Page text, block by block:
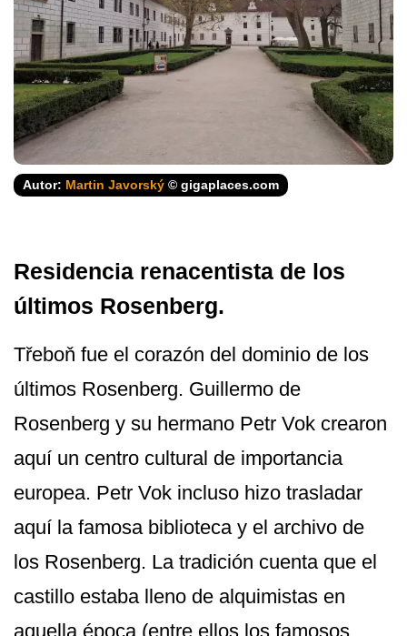
Autor: Martin Javorský © gigaplaces.com
Residencia renacentista de los
últimos Rosenberg.
Třeboň fue el corazón del dominio de los
últimos Rosenberg. Guillermo de
Rosenberg y su hermano Petr Vok crearon
aquí un centro cultural de importancia
europea. Petr Vok incluso hizo trasladar
aquí la famosa biblioteca y el archivo de
los Rosenberg. La tradición cuenta que el
castillo estaba lleno de alquimistas en
aquella época (entre ellos los famosos